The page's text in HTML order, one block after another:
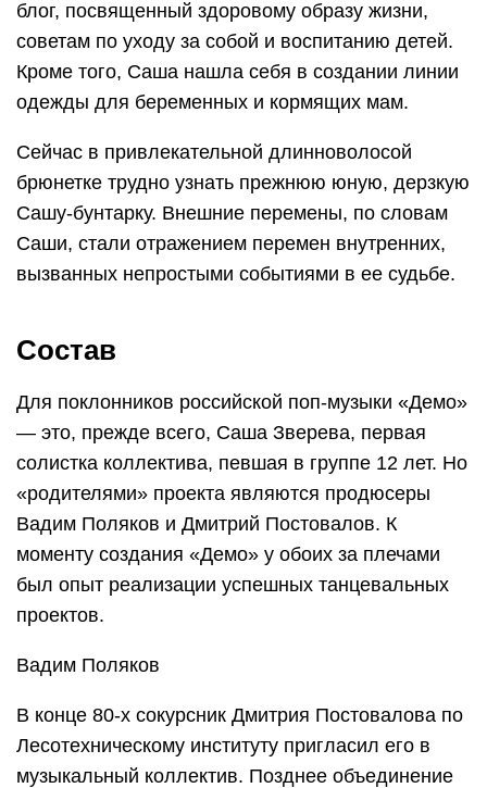
блог, посвященный здоровому образу жизни,
советам по уходу за собой и воспитанию детей.
Кроме того, Саша нашла себя в создании линии
одежды для беременных и кормящих мам.
Сейчас в привлекательной длинноволосой
брюнетке трудно узнать прежнюю юную, дерзкую
Сашу-бунтарку. Внешние перемены, по словам
Саши, стали отражением перемен внутренних,
вызванных непростыми событиями в ее судьбе.
Состав
Для поклонников российской поп-музыки «Демо»
— это, прежде всего, Саша Зверева, первая
солистка коллектива, певшая в группе 12 лет. Но
«родителями» проекта являются продюсеры
Вадим Поляков и Дмитрий Постовалов. К
моменту создания «Демо» у обоих за плечами
был опыт реализации успешных танцевальных
проектов.
Вадим Поляков
В конце 80-х сокурсник Дмитрия Постовалова по
Лесотехническому институту пригласил его в
музыкальный коллектив. Позднее объединение